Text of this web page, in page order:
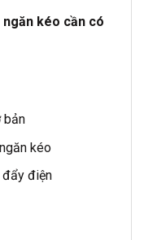
ngăn kéo cần có
bản
kéo
đẩy điện